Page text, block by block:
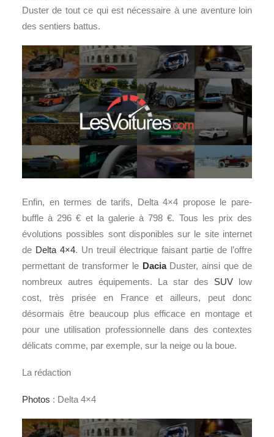
Duster de tout ce qui est nécessaire à une aventure loin
des sentiers battus.
Enfin, en termes de tarifs, Delta 4×4 propose le pare-
buffle à 296 € et la galerie à 798 €. Tous les prix des
évolutions possibles sont disponibles sur le site internet
de Delta 4×4. Un treuil électrique faisant partie de l’offre
permettant de transformer le DaciaDuster, ainsi que de
nombreux autres équipements. La star des SUV low
cost, très prisée en France et ailleurs, peut donc
désormais être beaucoup plus efficace en montage et
pour une utilisation professionnelle dans des contextes
délicats comme, par exemple, sur la neige ou la boue.
La rédaction
Photos : Delta 4×4